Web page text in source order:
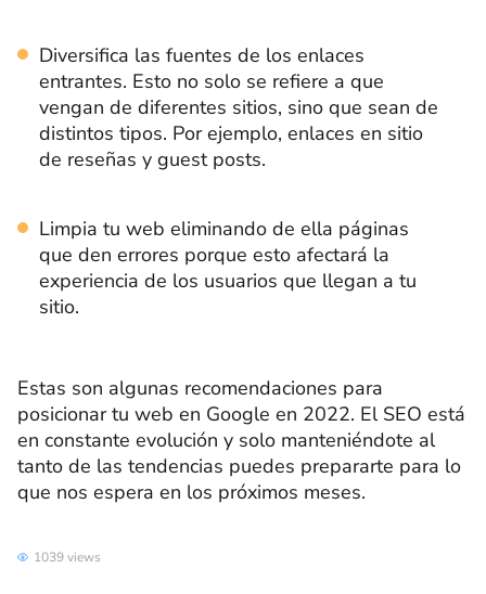
Diversifica las fuentes de los enlaces
entrantes. Esto no solo se refiere a que
vengan de diferentes sitios, sino que sean de
distintos tipos. Por ejemplo, enlaces en sitio
de reseñas y guest posts.
Limpia tu web eliminando de ella páginas
que den errores porque esto afectará la
experiencia de los usuarios que llegan a tu
sitio.
Estas son algunas recomendaciones para
posicionar tu web en Google en 2022. El SEO está
en constante evolución y solo manteniéndote al
tanto de las tendencias puedes prepararte para lo
que nos espera en los próximos meses.
1039 views